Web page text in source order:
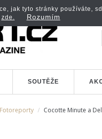
SOUTĚŽE
Fotoreporty Cocotte Minute a
jak tyto stránky používáte,
zde. Rozumím